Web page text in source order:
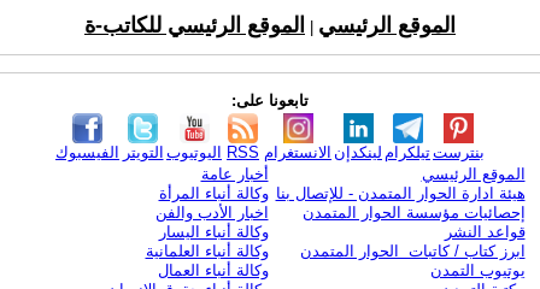
الموقع الرئيسي الموقع الرئيسي للكاتب-ة
تابعونا على:
الفيسبوك التويتر اليوتيوب RSS الانستغرام لينكدإن تيلكرامبنترست
الموقع الرئيسي
هيئة ادارة الحوار المتمدن - للإتصال بنا
إحصائيات مؤسسة الحوار المتمدن
قواعد النشر
ابرز كتاب / كاتبات الحوار المتمدن
يوتيوب التمدن
أخبار عامة
وكالة أنباء المرأة
اخبار الأدب والفن
وكالة أنباء اليسار
وكالة أنباء العلمانية
وكالة أنباء العمال